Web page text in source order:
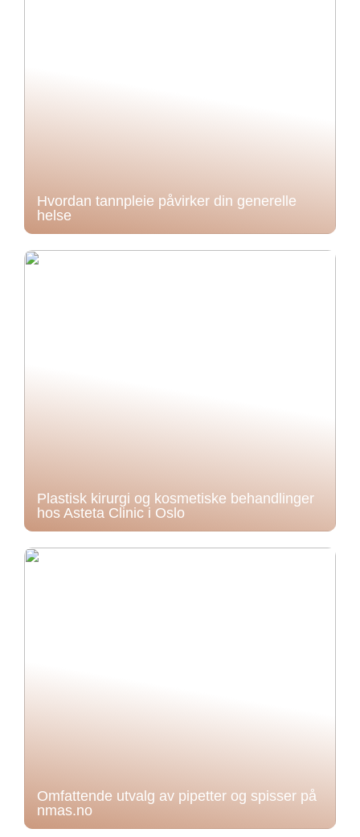
Hvordan tannpleie påvirker din generelle
helse
Plastisk kirurgi og kosmetiske behandlinger
hos Asteta Clinic i Oslo
Omfattende utvalg av pipetter og spisser på
nmas.no